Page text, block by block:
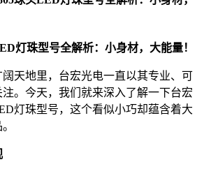
灯珠型号全解析：小身材，大能量！
天地里，台宏光电一直以其专业、可
。今天，我们就来深入了解一下台宏
灯珠型号，这个看似小巧却蕴含着大